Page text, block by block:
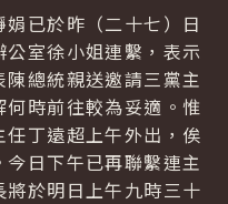
已於昨（二十七）日
室徐小姐連繫，表示
總統親送邀請三黨主
時前往較為妥適。惟
丁遠超上午外出，俟
日下午已再聯繫連主
於明日上午九時三十